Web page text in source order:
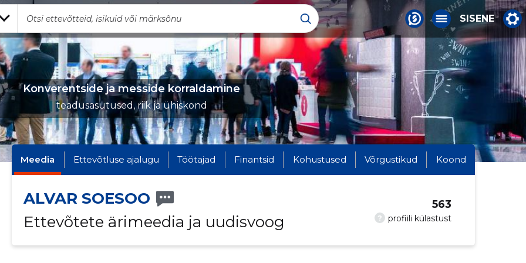
SISENE
Konverentside ja messide korraldamine
teadusasutused, riik ja ühiskond
Meedia Ettevõtluse ajalugu Töötajad Finantsid Kohustused Võrgustikud Koond
ALVAR SOESOO
Ettevõtete ärimeedia ja uudisvoog
? profiili külastust
563